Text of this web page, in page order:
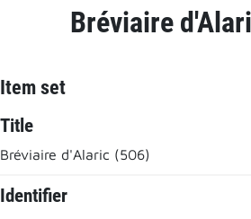
Bréviaire
Item set
Title
Bréviaire d'Alaric (506)
Identifier